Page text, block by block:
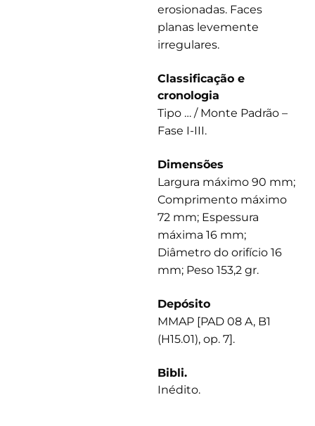
erosionadas. Faces
planas levemente
irregulares.
Classificação e
cronologia
Tipo … / Monte Padrão –
Fase I-III.
Dimensões
Largura máximo 90 mm;
Comprimento máximo
72 mm; Espessura
máxima 16 mm;
Diâmetro do orifício 16
mm; Peso 153,2 gr.
Depósito
MMAP [PAD 08 A, B1
(H15.01), op. 7].
Bibli.
Inédito.